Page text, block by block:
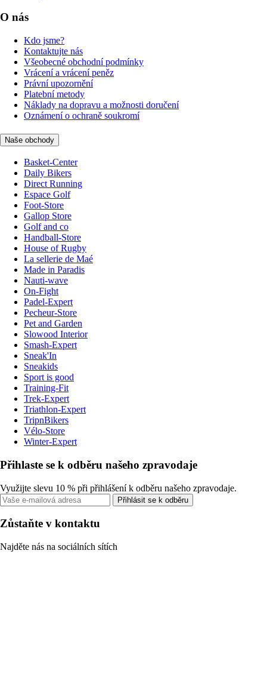
O nás
Kdo jsme?
Kontaktujte nás
Všeobecné obchodní podmínky
Vrácení a vrácení peněz
Právní upozornění
Platební metody
Náklady na dopravu a možnosti doručení
Oznámení o ochraně soukromí
Naše obchody
Basket-Center
Daily Bikers
Direct Running
Espace Golf
Foot-Store
Gallop Store
Golf and co
Handball-Store
House of Rugby
La sellerie de Maé
Made in Paradis
Nauti-wave
On-Fight
Padel-Expert
Pecheur-Store
Pet and Garden
Slowood Interior
Smash-Expert
Sneak'In
Sneakids
Sport is good
Training-Fit
Trek-Expert
Triathlon-Expert
TripnBikers
Vélo-Store
Winter-Expert
Přihlaste se k odběru našeho zpravodaje
Využijte slevu 10 % při přihlášení k odběru našeho zpravodaje.
Přihlásit se k odběru
Zůstaňte v kontaktu
Najděte nás na sociálních sítích